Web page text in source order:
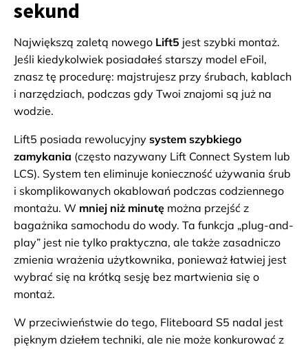
sekund
Największą zaletą nowego Lift5 jest szybki montaż.
Jeśli kiedykolwiek posiadałeś starszy model eFoil,
znasz tę procedurę: majstrujesz przy śrubach, kablach
i narzędziach, podczas gdy Twoi znajomi są już na
wodzie.
Lift5 posiada rewolucyjny system szybkiego
zamykania (często nazywany Lift Connect System lub
LCS). System ten eliminuje konieczność używania śrub
i skomplikowanych okablowań podczas codziennego
montażu. W mniej niż minutę można przejść z
bagażnika samochodu do wody. Ta funkcja „plug-and-
play” jest nie tylko praktyczna, ale także zasadniczo
zmienia wrażenia użytkownika, ponieważ łatwiej jest
wybrać się na krótką sesję bez martwienia się o
montaż.
W przeciwieństwie do tego, Fliteboard S5 nadal jest
pięknym dziełem techniki, ale nie może konkurować z